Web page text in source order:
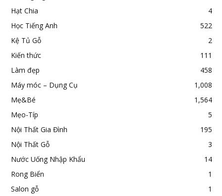
Hạt Chia
4
Học Tiếng Anh
522
Kệ Tủ Gỗ
2
Kiến thức
111
Làm đẹp
458
Máy móc – Dụng Cụ
1,008
Mẹ&Bé
1,564
Mẹo-Típ
5
Nội Thất Gia Đình
195
Nội Thất Gỗ
3
Nước Uống Nhập Khẩu
14
Rong Biển
1
Salon gỗ
1